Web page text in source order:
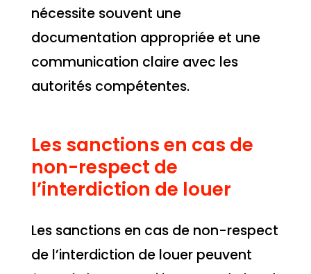
nécessite souvent une
documentation appropriée et une
communication claire avec les
autorités compétentes.
Les sanctions en cas de
non-respect de
l’interdiction de louer
Les sanctions en cas de non-respect
de l’interdiction de louer peuvent